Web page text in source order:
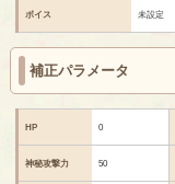
ボイス 未設定
補正パラメータ
HP 0
神秘攻撃力 50